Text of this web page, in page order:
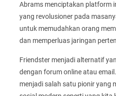
Abrams menciptakan platform
yang revolusioner pada
untuk memudahkan orang
dan memperluas jaringan
Friendster menjadi alternatif
dengan forum online atau
menjadi salah satu pionir yang